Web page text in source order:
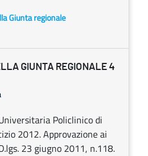
Giunta regionale
GIUNTA REGIONALE 4
Policlinico di
2012. Approvazione ai
23 giugno 2011, n.118.